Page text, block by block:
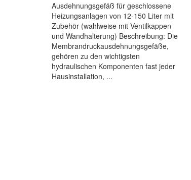
Ausdehnungsgefäß für geschlossene
Heizungsanlagen von 12-150 Liter mit
Zubehör (wahlweise mit Ventilkappen
und Wandhalterung) Beschreibung: Die
Membrandruckausdehnungsgefäße,
gehören zu den wichtigsten
hydraulischen Komponenten fast jeder
Hausinstallation, ...